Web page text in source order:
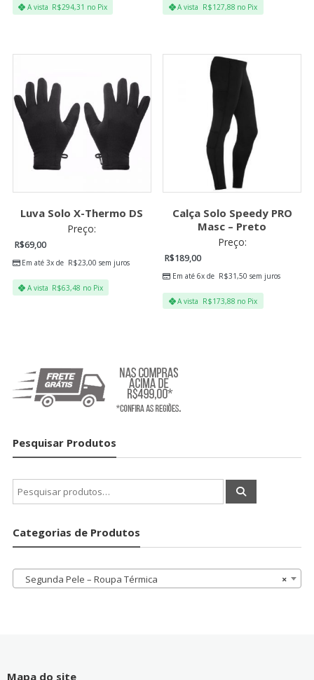
A vista R$294,31 no Pix A vista R$127,88 no Pix
Luva Solo X-Thermo DS
Preço:
R$69,00
Em até 3x de R$23,00 sem juros
A vista R$63,48 no Pix
Calça Solo Speedy PRO
Masc – Preto
Preço:
R$189,00
Em até 6x de R$31,50 sem juros
A vista R$173,88 no Pix
Pesquisar Produtos
Pesquisar
por:
Categorias de Produtos
×
Segunda Pele – Roupa Térmica
Mapa do site